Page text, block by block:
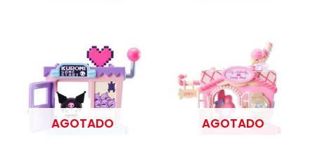
AGOTADO AGOTADO